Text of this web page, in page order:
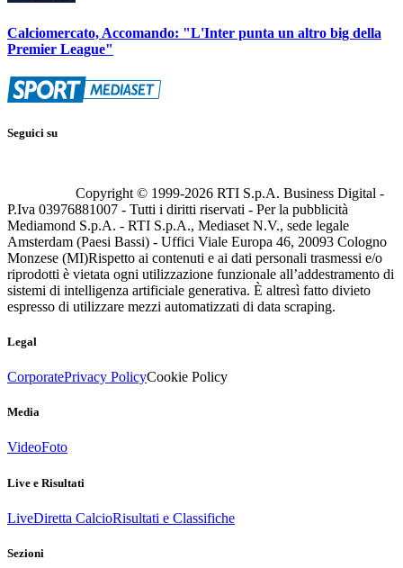
Calciomercato, Accomando: "L'Inter punta un altro big della
Premier League"
Seguici su
Copyright © 1999-2026 RTI S.p.A. Business Digital -
P.Iva 03976881007 - Tutti i diritti riservati - Per la pubblicità
Mediamond S.p.A. - RTI S.p.A., Mediaset N.V., sede legale
Amsterdam (Paesi Bassi) - Uffici Viale Europa 46, 20093 Cologno
Monzese (MI)Rispetto ai contenuti e ai dati personali trasmessi e/o
riprodotti è vietata ogni utilizzazione funzionale all’addestramento di
sistemi di intelligenza artificiale generativa. È altresì fatto divieto
espresso di utilizzare mezzi automatizzati di data scraping.
Legal
CorporatePrivacy PolicyCookie Policy
Media
VideoFoto
Live e Risultati
LiveDiretta CalcioRisultati e Classifiche
Sezioni